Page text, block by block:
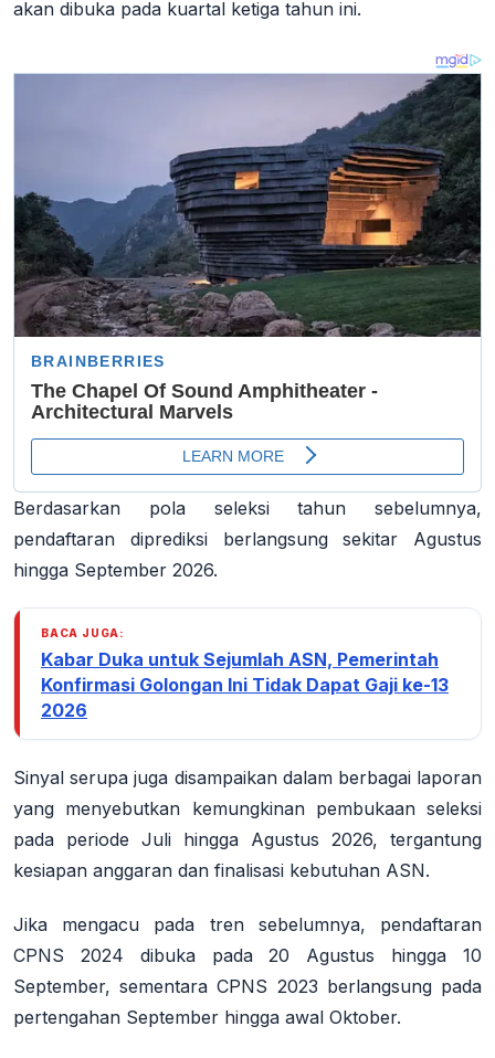
akan dibuka pada kuartal ketiga tahun ini.
Berdasarkan pola seleksi tahun sebelumnya,
pendaftaran diprediksi berlangsung sekitar Agustus
hingga September 2026.
BACA JUGA:
Kabar Duka untuk Sejumlah ASN, Pemerintah
Konfirmasi Golongan Ini Tidak Dapat Gaji ke-13
2026
Sinyal serupa juga disampaikan dalam berbagai laporan
yang menyebutkan kemungkinan pembukaan seleksi
pada periode Juli hingga Agustus 2026, tergantung
kesiapan anggaran dan finalisasi kebutuhan ASN.
Jika mengacu pada tren sebelumnya, pendaftaran
CPNS 2024 dibuka pada 20 Agustus hingga 10
September, sementara CPNS 2023 berlangsung pada
pertengahan September hingga awal Oktober.